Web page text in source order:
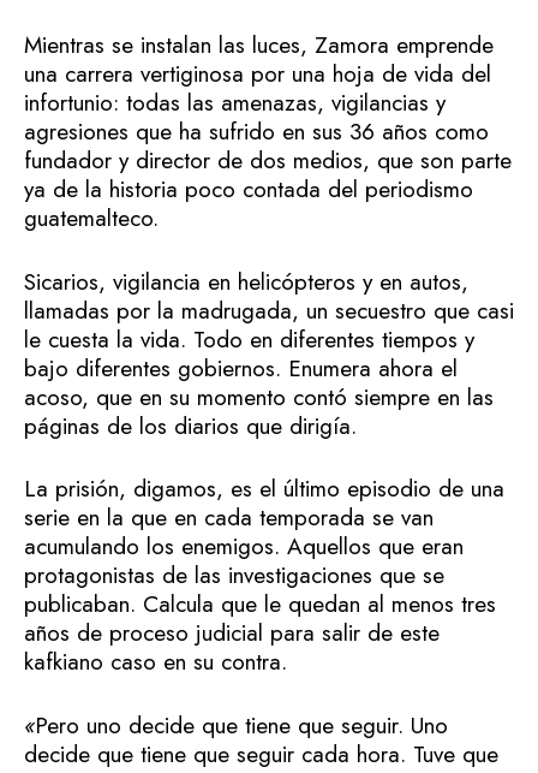
Mientras se instalan las luces, Zamora emprende
una carrera vertiginosa por una hoja de vida del
infortunio: todas las amenazas, vigilancias y
agresiones que ha sufrido en sus 36 años como
fundador y director de dos medios, que son parte
ya de la historia poco contada del periodismo
guatemalteco.
Sicarios, vigilancia en helicópteros y en autos,
llamadas por la madrugada, un secuestro que casi
le cuesta la vida. Todo en diferentes tiempos y
bajo diferentes gobiernos. Enumera ahora el
acoso, que en su momento contó siempre en las
páginas de los diarios que dirigía.
La prisión, digamos, es el último episodio de una
serie en la que en cada temporada se van
acumulando los enemigos. Aquellos que eran
protagonistas de las investigaciones que se
publicaban. Calcula que le quedan al menos tres
años de proceso judicial para salir de este
kafkiano caso en su contra.
«Pero uno decide que tiene que seguir. Uno
decide que tiene que seguir cada hora. Tuve que